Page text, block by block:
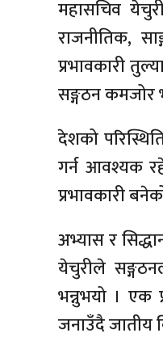
महासचिव
राजनीतिक,
प्रभावकारी
सङ्गठन कमजोर
देशको
गर्न आवश्यक
प्रभावकारी
अभ्यास र
येचुरीले
भन्नुभयो । एक
जनाउँदै जातीय